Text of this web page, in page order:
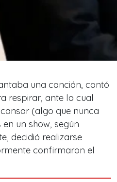
una canción, contó
respirar, ante lo cual
(algo que nunca
un show, según
decidió realizarse
confirmaron el